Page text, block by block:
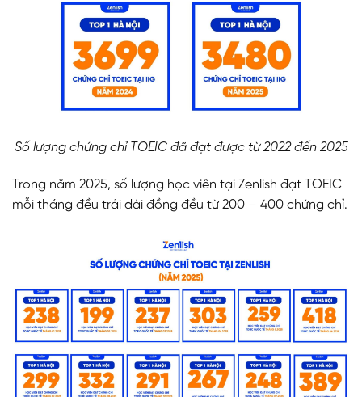
Số lượng chứng chỉ TOEIC đã đạt được từ 2022 đến 2025
Trong năm 2025, số lượng học viên tại Zenlish đạt TOEIC
mỗi tháng đều trải dài đồng đều từ 200 – 400 chứng chỉ.